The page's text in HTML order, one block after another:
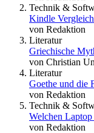
Technik &
Kindle
von Redaktion
Literatur
Griechische
von Christian
Literatur
Goethe und die
von Redaktion
Technik &
Welchen
von Redaktion